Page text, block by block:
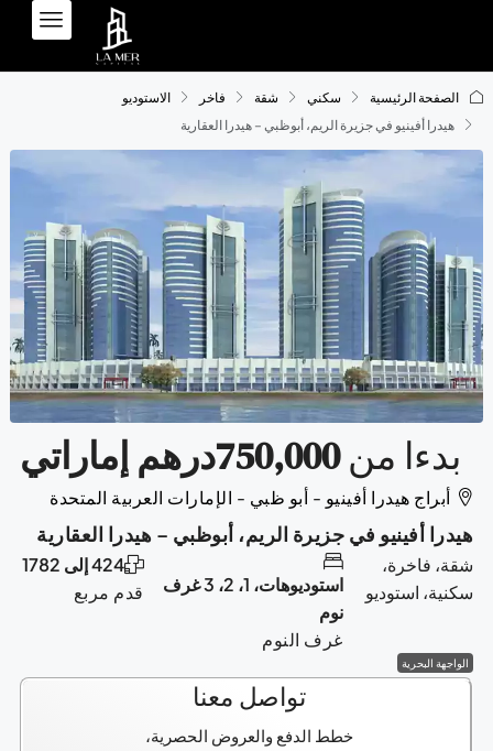
الصفحة الرئيسية سكني شقة فاخر
الاستوديو
هيدرا أفينيو في جزيرة الريم، أبوظبي – هيدرا العقارية
بدءا من750,000درهم إماراتي
أبراج هيدرا أفينيو - أبو ظبي - الإمارات العربية المتحدة
هيدرا أفينيو في جزيرة الريم، أبوظبي – هيدرا العقارية
شقة، فاخرة،
سكنية، استوديو
غرف النوم
استوديوهات، 1، 2، 3 غرف
نوم
قدم مربع
424 إلى 1782
الواجهة البحرية
تواصل معنا
خطط الدفع والعروض الحصرية،